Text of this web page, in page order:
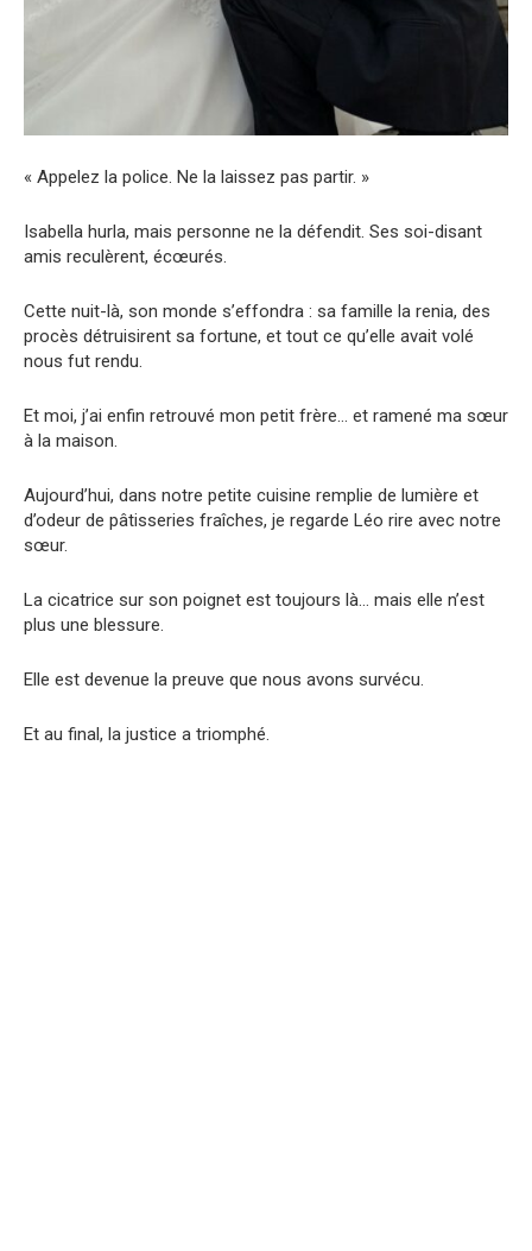
« Appelez la police. Ne la laissez pas partir. »
Isabella hurla, mais personne ne la défendit. Ses soi-disant
amis reculèrent, écœurés.
Cette nuit-là, son monde s’effondra : sa famille la renia, des
procès détruisirent sa fortune, et tout ce qu’elle avait volé
nous fut rendu.
Et moi, j’ai enfin retrouvé mon petit frère… et ramené ma sœur
à la maison.
Aujourd’hui, dans notre petite cuisine remplie de lumière et
d’odeur de pâtisseries fraîches, je regarde Léo rire avec notre
sœur.
La cicatrice sur son poignet est toujours là… mais elle n’est
plus une blessure.
Elle est devenue la preuve que nous avons survécu.
Et au final, la justice a triomphé.